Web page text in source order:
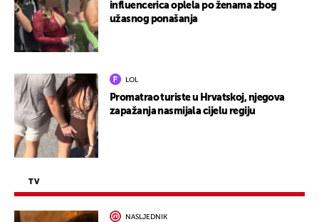
influencerica oplela po ženama zbog
užasnog ponašanja
LOL
Promatrao turiste u Hrvatskoj, njegova
zapažanja nasmijala cijelu regiju
TV
NASLJEDNIK